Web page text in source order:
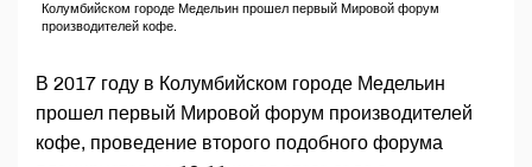
Колумбийском городе Медельин прошел первый Мировой форум
производителей кофе.
В 2017 году в Колумбийском городе Медельин
прошел первый Мировой форум производителей
кофе, проведение второго подобного форума